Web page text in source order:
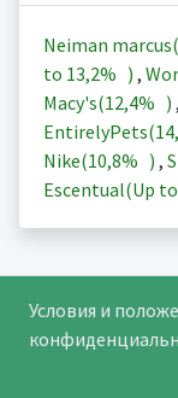
Neiman marcus(
to 13,2% ) ,
Macy's(12,4% ) ,
EntirelyPets(
Nike(10,8% ) ,
Escentual(Up to
Условия и